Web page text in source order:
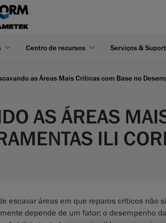
Centro de recursos Serviços &
as Áreas Mais Críticas com Base no
AS ÁREAS
ILI
escavar áreas em que reparos críticos
depende de um fator: o desempenho